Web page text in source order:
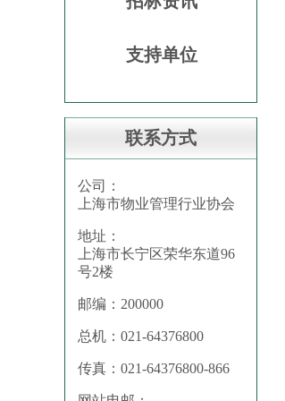
支持单位
联系方式
公司：
上海市物业管理行业协会
地址：
上海市长宁区荣华东道96
号2楼
邮编：200000
总机：021-64376800
传真：021-64376800-866